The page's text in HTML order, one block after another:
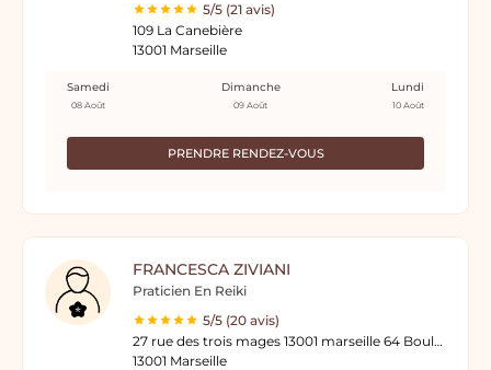
5/5 (21 avis)
109 La Canebière
13001 Marseille
PRENDRE RENDEZ-VOUS
Samedi
08 Août
Dimanche
09 Août
Lundi
10 Août
FRANCESCA ZIVIANI
Praticien En Reiki
5/5 (20 avis)
27 rue des trois mages 13001 marseille 64 Boulevard Bompard 13007
13001 Marseille